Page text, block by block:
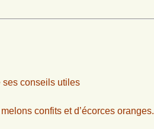
ses conseils utiles
confits et d’écorces oranges.